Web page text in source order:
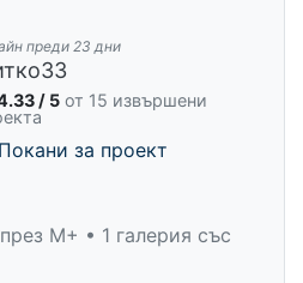
преди 23 дни
/ 5 от 15 извършени
Покани за проект
M+ • 1 галерия със